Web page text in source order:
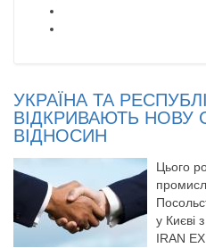
УКРАЇНА ТА
ВІДКРИВАЮТЬ НОВУ
ВІДНОСИН
Цього
у Києві
IRAN